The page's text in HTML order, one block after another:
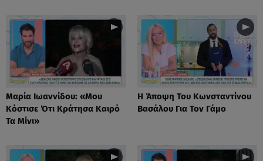
Μαρία Ιωαννίδου: «Μου
Κόστισε Ότι Κράτησα Καιρό
Τα Μίνι»
Η Άποψη Του Κωνσταντίνου
Βασάλου Για Τον Γάμο